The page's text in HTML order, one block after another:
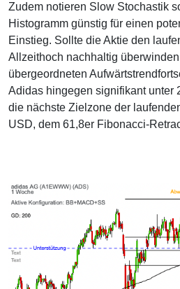
Zudem notieren Slow Stochastik
Histogramm günstig für einen
Einstieg. Sollte die Aktie den
Allzeithoch nachhaltig
übergeordneten
Adidas hingegen signifikant unter
die nächste Zielzone der
USD, dem 61,8er Fibonacci-